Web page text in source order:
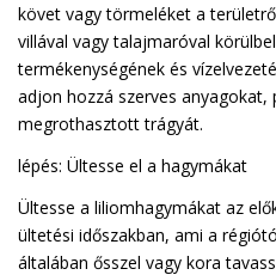
követ vagy törmeléket a
villával vagy talajmaróval
termékenységének és
adjon hozzá szerves
megrothasztott trágyát.
lépés: Ültesse el a hagymákat
Ültesse a liliomhagymákat az
ültetési időszakban, ami a
általában ősszel vagy kora